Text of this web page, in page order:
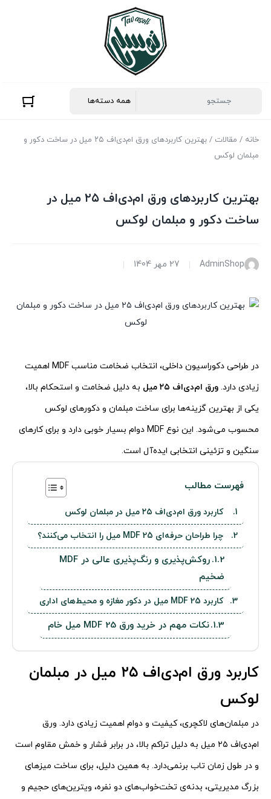
خانه / مقالات
/ بهترین کاربردهای ورق ام‌دی‌اف ۲۵ میل در ساخت دکور و
مبلمان لوکس
بهترین کاربردهای ورق ام‌دی‌اف ۲۵ میل در
ساخت دکور و مبلمان لوکس
AdminShop 27 مهر 1404
در طراحی دکوراسیون داخلی، انتخاب ضخامت مناسب MDF اهمیت
زیادی دارد. ورق ام‌دی‌اف ۲۵ میل
به دلیل ضخامت و استحکام بالا،
یکی از بهترین گزینه‌ها برای ساخت مبلمان و دکورهای لوکس
محسوب می‌شود. این نوع MDF دوام بسیار خوبی دارد و برای کارهای
سنگین و تزئینی انتخابی ایده‌آل است.
فهرست مطالب
کاربرد ورق ام‌دی‌اف ۲۵ میل در مبلمان لوکس
چرا طراحان حرفه‌ای MDF 25 میل را انتخاب می‌کنند؟
روکش‌پذیری و رنگ‌پذیری عالی در MDF
ضخیم
کاربرد MDF 25 میل در دکور مغازه و محیط‌های اداری
نکات مهم در خرید ورق MDF 25 میل خام
کاربرد ورق ام‌دی‌اف ۲۵ میل در مبلمان
لوکس
در مبلمان‌های لاکچری، کیفیت و دوام اهمیت زیادی دارد. ورق
ام‌دی‌اف ۲۵ میل به دلیل تراکم بالا، در برابر فشار و خمش مقاوم است
و در طول زمان تاب برنمی‌دارد. به همین دلیل، برای ساخت میزهای
بزرگ مدیریتی، بدنه‌ی تخت‌خواب‌های دو نفره، ویترین‌های حجیم و